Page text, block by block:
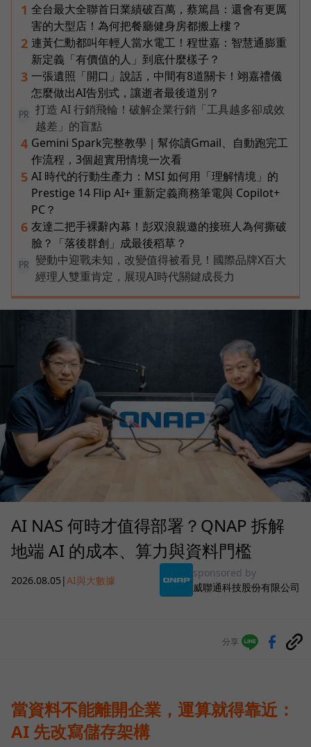
1 全台最大全聯首日業績破百萬，蔡篤昌：還會有更厲
害的大型店！為何把餐廳健身房都搬上樓？
2 連黃仁勳都叫年輕人當水電工！程世嘉：智慧通膨重
新定義「有價值的人」到底什麼樣子？
3 一張遺照「開口」說話，中間有8道關卡！翊嘉禮儀
怎麼做出AI告別式，讓逝者最後道別？
PR
打造 AI 行銷飛輪！破解企業行銷「工具越多卻成效
越差」的盲點
4 Gemini Spark完整教學｜幫你讀Gmail、自動跑完工
作流程，3個超實用情境一次看
5 AI 時代的行動生產力：MSI 如何用「理解情境」的
Prestige 14 Flip AI+ 重新定義商務筆電與 Copilot+
PC？
6 友達二把手裸辭內幕！彭双浪親邀的接班人為何撕破
臉？「落後群創」成最後稻草？
PR
變動中迎戰未知，改變值得被看見！國際品牌X百大
經理人雙重肯定，展現AI時代關鍵成長力
AI NAS 何時才值得部署？QNAP 拆解
地端 AI 的成本、算力與資料門檻
2026.08.05 |AI與大數據
sponsored by
威聯通科技股份有限公司
分享
當資料不能離開企業，運算就得靠近：
AI 先改寫儲存架構